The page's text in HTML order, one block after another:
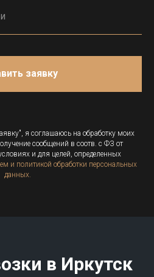
заявку
я соглашаюсь на обработку моих
сообщений в соотв. с ФЗ от
и для целей, определенных
и политикой обработки персональных
данных.
в Иркутск